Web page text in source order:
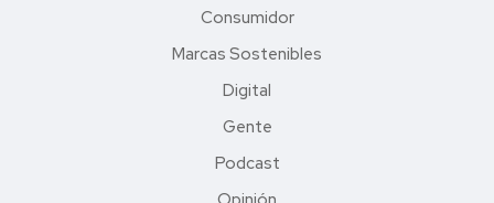
Consumidor
Marcas Sostenibles
Digital
Gente
Podcast